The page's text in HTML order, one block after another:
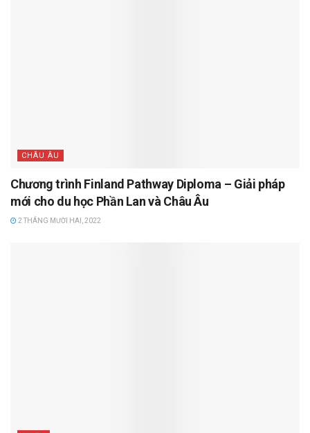
CHÂU ÂU
Chương trình Finland Pathway Diploma – Giải pháp
mới cho du học Phần Lan và Châu Âu
2 THÁNG MƯỜI HAI, 2022